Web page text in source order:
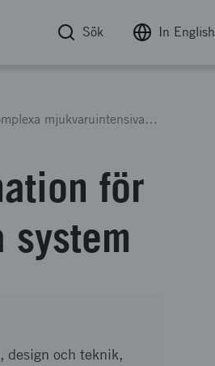
Sök In English
ATAC - Avancerad testautomation för komplexa mjukvaruintensiva system
för
design och teknik,